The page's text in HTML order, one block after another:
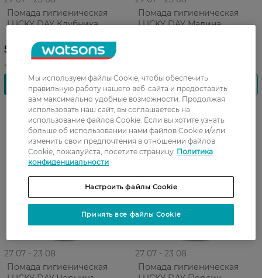
Помада гигиеническая
LUCKY DAY Клубника
59,99 ГРН
Помада гигиеническая
LUCKY DAY Малина
27 07 - 23 08
Помада гигиеническая
27 07 - 23 08
Помада гигиеническая
Мы используем файлы Cookie, чтобы обеспечить
правильную работу нашего веб-сайта и предоставить
вам максимально удобные возможности. Продолжая
использовать наш сайт, вы соглашаетесь на
использование файлов Cookie. Если вы хотите узнать
больше об использовании нами файлов Cookie и/или
изменить свои предпочтения в отношении файлов
Cookie, пожалуйста, посетите страницу Политика
конфиденциальности
Настроить файлы Cookie
Принять все файлы Cookie